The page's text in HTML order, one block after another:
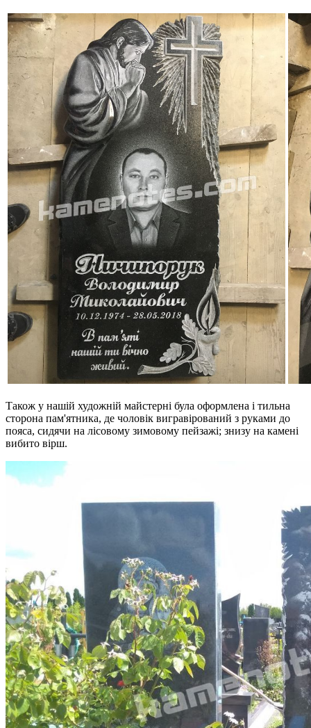
Також у нашій художній майстерні була оформлена і тильна
сторона пам'ятника, де чоловік вигравірований з руками до
пояса, сидячи на лісовому зимовому пейзажі; знизу на камені
вибито вірш.